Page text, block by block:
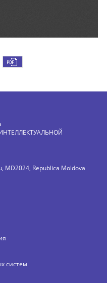
MD2024, Republica Moldova
систем